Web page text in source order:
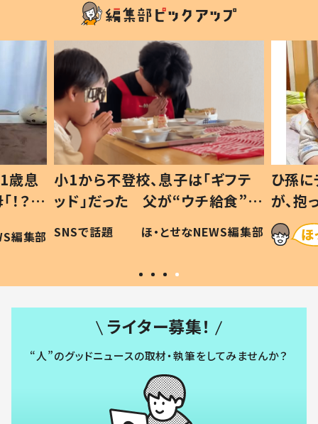
歳息
？」
編集部
小1から不登校、息子は「ギフテ
ッド」だった 父が“ウチ給食”を
作り続ける理由とは #令和の親
#令和の子
SNSで話題 ほ・とせなNEWS編集部
ひ孫
が、
「涙が
い」
ライター募集！
“人”のグッドニュースの取材・執筆をしてみませんか？